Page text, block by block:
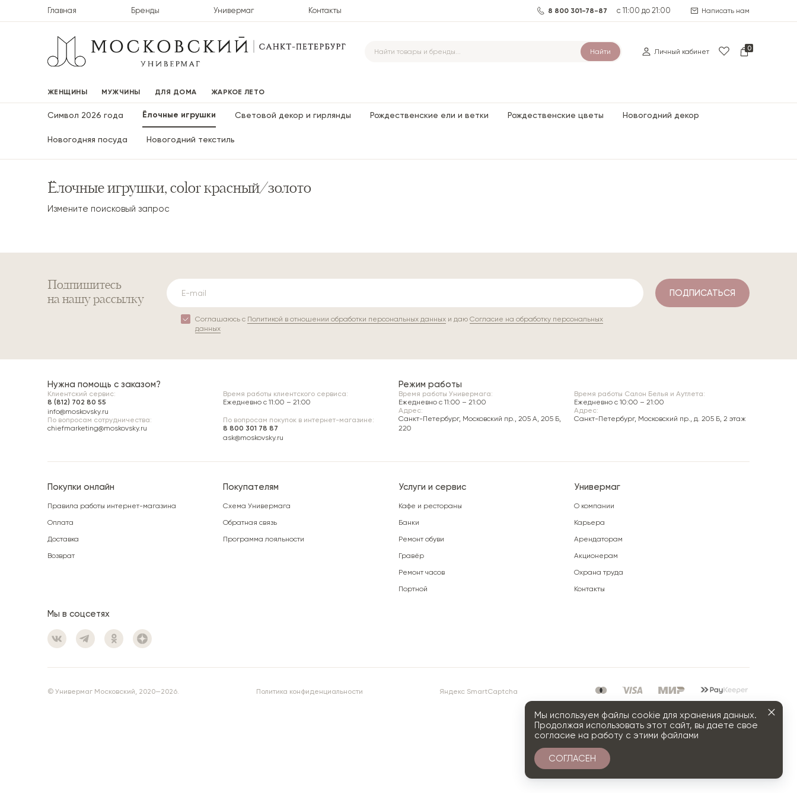
Главная Бренды Универмаг Контакты 8 800 301-78-87 с 11:00 до 21:00 Написать нам
Найти Личный кабинет 0
ЖЕНЩИНЫ МУЖЧИНЫ ДЛЯ ДОМА ЖАРКОЕ ЛЕТО
Символ 2026 года Ёлочные игрушки Световой декор и гирлянды Рождественские ели и ветки Рождественские цветы Новогодний декор
Новогодняя посуда Новогодний текстиль
Ёлочные игрушки, color красный/золото
Измените поисковый запрос
Подпишитесь
на нашу рассылку
Соглашаюсь с Политикой в отношении обработки персональных данныхи даю Согласие на обработку персональных
данных
ПОДПИСАТЬСЯ
Нужна помощь с заказом?
Клиентский сервис:
8 (812) 702 80 55
info@moskovsky.ru
Время работы клиентского сервиса:
Ежедневно с 11:00 – 21:00
По вопросам сотрудничества:
chiefmarketing@moskovsky.ru
По вопросам покупок в интернет-магазине:
8 800 301 78 87
ask@moskovsky.ru
Режим работы
Время работы Универмага:
Ежедневно c 11:00 – 21:00
Адрес:
Санкт-Петербург, Московский пр., 205 А, 205 Б,
220
Время работы Салон Белья и Аутлета:
Ежедневно c 10:00 – 21:00
Адрес:
Санкт-Петербург, Московский пр., д. 205 Б, 2 этаж
Покупки онлайн
Правила работы интернет-магазина
Оплата
Доставка
Возврат
Покупателям
Схема Универмага
Обратная связь
Программа лояльности
Услуги и сервис
Кафе и рестораны
Банки
Ремонт обуви
Гравёр
Ремонт часов
Портной
Универмаг
О компании
Карьера
Арендаторам
Акционерам
Охрана труда
Контакты
Мы в соцсетях
© Универмаг Московский, 2020—2026. Политика конфиденциальности Яндекс SmartCaptcha
Мы используем файлы cookie для хранения данных.
Продолжая использовать этот сайт, вы даете свое
согласие на работу с этими файлами
СОГЛАСЕН